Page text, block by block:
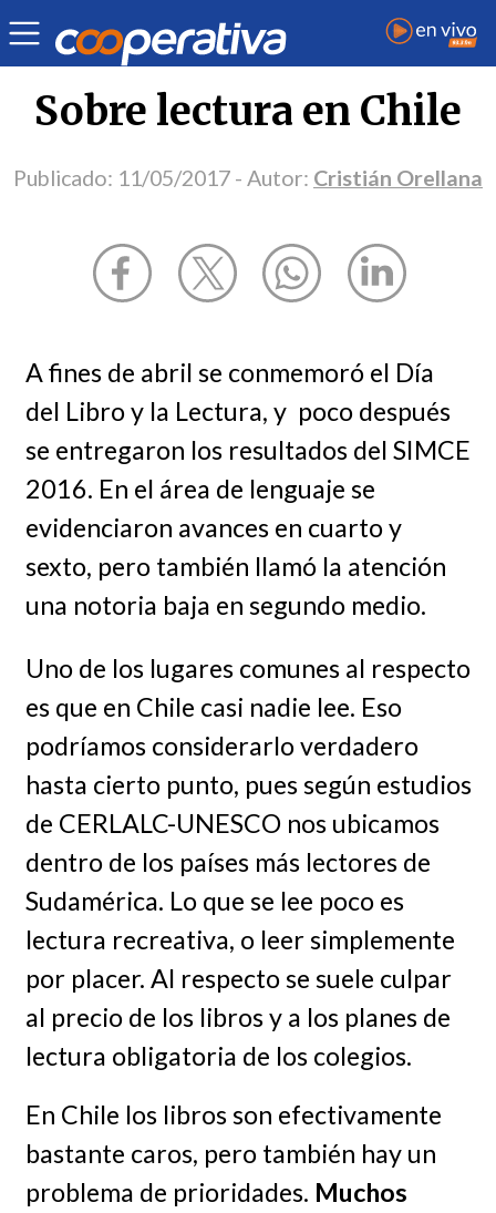
Opinión | Cristián Orellana
Sobre lectura en Chile
Publicado: 11/05/2017 - Autor: Cristián Orellana
A fines de abril se conmemoró el Día
del Libro y la Lectura, y poco después
se entregaron los resultados del SIMCE
2016. En el área de lenguaje se
evidenciaron avances en cuarto y
sexto, pero también llamó la atención
una notoria baja en segundo medio.
Uno de los lugares comunes al respecto
es que en Chile casi nadie lee. Eso
podríamos considerarlo verdadero
hasta cierto punto, pues según estudios
de CERLALC-UNESCO nos ubicamos
dentro de los países más lectores de
Sudamérica. Lo que se lee poco es
lectura recreativa, o leer simplemente
por placer. Al respecto se suele culpar
al precio de los libros y a los planes de
lectura obligatoria de los colegios.
En Chile los libros son efectivamente
bastante caros, pero también hay un
problema de prioridades. Muchos